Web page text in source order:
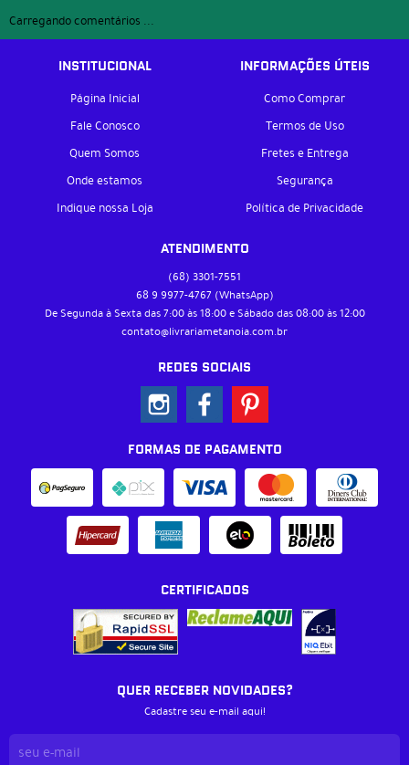
Carregando comentários ...
INSTITUCIONAL
Página Inicial
Fale Conosco
Quem Somos
Onde estamos
Indique nossa Loja
INFORMAÇÕES ÚTEIS
Como Comprar
Termos de Uso
Fretes e Entrega
Segurança
Política de Privacidade
ATENDIMENTO
(68) 3301-7551
68 9 9977-4767 (WhatsApp)
De Segunda à Sexta das 7:00 às 18:00 e Sábado das 08:00 às 12:00
contato@livrariametanoia.com.br
REDES SOCIAIS
FORMAS DE PAGAMENTO
CERTIFICADOS
QUER RECEBER NOVIDADES?
Cadastre seu e-mail aqui!